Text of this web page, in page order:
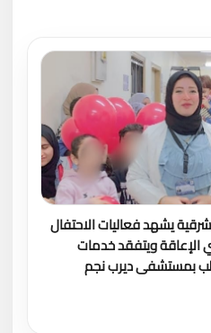
يشهد فعاليات الاحتفال
الإعاقة ويتفقد خدمات
بمستشفى ديرب نجم